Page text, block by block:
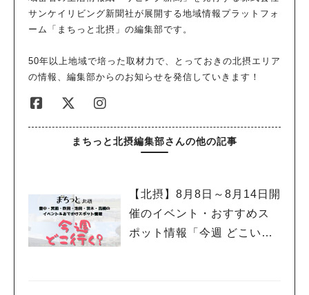
米味噌のお味噌汁は、塩味に少し酸味の効いた味わいで、私にと
ってなじみのある味。おかずのお皿の手前は「テンペの白味噌酢
とした食感はまるでお肉のよう。パンチの効いた味付けで食べ応
えのある一品です。 「味噌大豆」に使われているのは、八丁味
ます。お味噌汁の奥にある「ジャガイモの味噌マヨ」は、味噌の
つ一つのおかずに工夫が凝らされていて、発芽玄米も進む！甘い
シロップのかかった豆乳ヨーグルトまでいただいて、大満足のラ
「米粉の味噌シフォンケーキ」や「米粉の味噌パウンドケーキ」
など、お味噌を使ったカフェタイムメニューも。なかでもロース
イーツ（48℃以上の加熱調理をしない、白砂糖、小麦粉、卵や乳
製品、その他動物性食材を使っていないとのこと）が気になり、
サンケイリビング新聞社が展開する地域情報プラットフォ
ーム「まちっと北摂」の編集部です。
50年以上地域で培った取材力で、とっておきの北摂エリア
の情報、編集部からのお知らせを発信していきます！
まちっと北摂編集部さんの他の記事
【北摂】8月8日～8月14日開
催のイベント・おすすめス
ポット情報「今週 どこい